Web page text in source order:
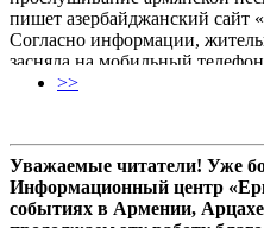
пишет азербайджанский сайт
Согласно информации,
засняла на мобильный
салоне такси звучит армянская
>>
Уважаемые читатели! Уже
Информационный центр
событиях в Армении,